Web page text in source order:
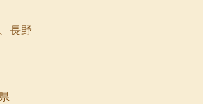
長野